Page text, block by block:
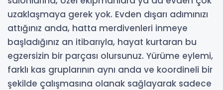
uzaklaşmaya gerek yok. Evden dışarı adımınızı
attığınız anda, hatta merdivenleri inmeye
başladığınız an itibarıyla, hayat kurtaran bu
egzersizin bir parçası olursunuz. Yürüme eylemi,
farklı kas gruplarının aynı anda ve koordineli bir
şekilde çalışmasına olanak sağlayarak sadece